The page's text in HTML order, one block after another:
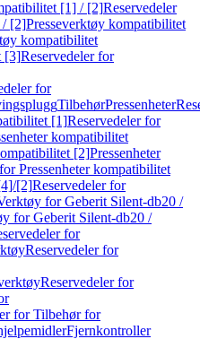
[1] / [2]Reservedeler
/ [2]Presseverktøy kompatibilitet
kompatibilitet
[3]Reservedeler for
for
TilbehørPressenheter
[1]Reservedeler for
kompatibilitet
[2]Pressenheter
Pressenheter kompatibilitet
[2]Reservedeler for
for Geberit Silent-db20 /
for Geberit Silent-db20 /
for
Reservedeler for
Reservedeler for
for Tilbehør for
Fjernkontroller